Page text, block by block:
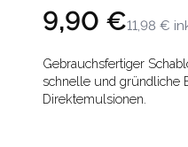
9,90 €11,98 €
Description
Gebrauchsfertiger
schnelle und gründliche
Direktemulsionen.